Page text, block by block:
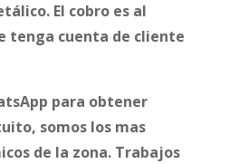
El cobro es al
tenga cuenta de cliente
para obtener
somos los mas
de la zona. Trabajos